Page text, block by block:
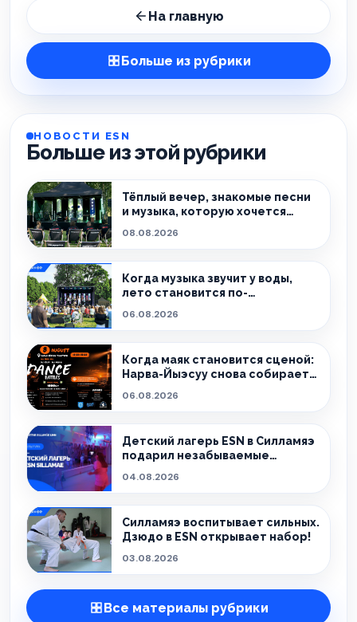
На главную
Больше из рубрики
НОВОСТИ ESN
Больше из этой рубрики
Тёплый вечер, знакомые песни
и музыка, которую хочется
08.08.2026
Когда музыка звучит у воды,
лето становится по-
06.08.2026
Когда маяк становится сценой:
Нарва-Йыэсуу снова собирает
06.08.2026
Детский лагерь ESN в Силламяэ
подарил незабываемые
04.08.2026
Силламяэ воспитывает сильных.
Дзюдо в ESN открывает набор!
03.08.2026
Все материалы рубрики